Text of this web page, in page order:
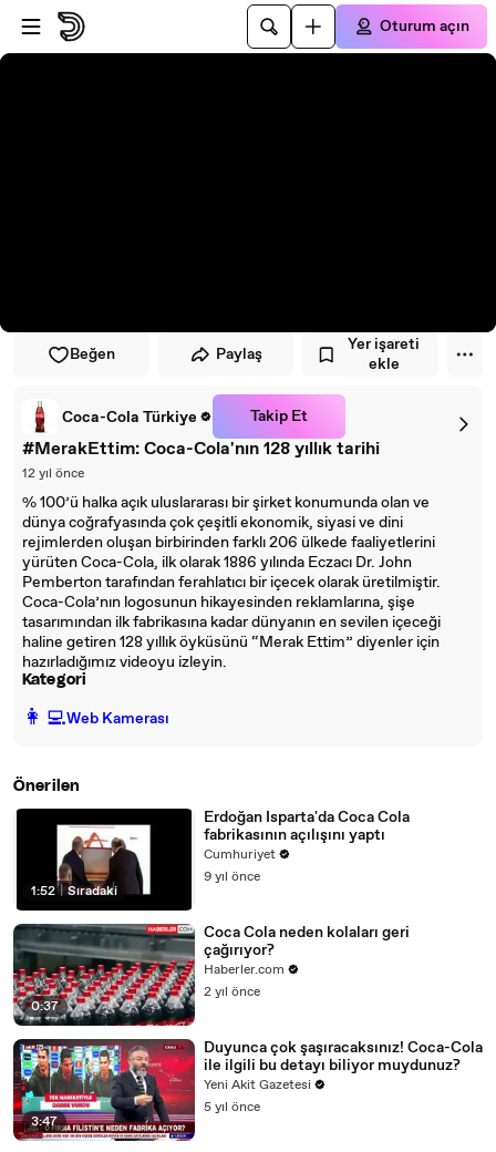
Oynatıcıya atla
Ana içeriğe atla
Oturum açın
Beğen Paylaş
Yer işareti
ekle
Coca-Cola Türkiye Takip Et
#MerakEttim: Coca-Cola'nın 128 yıllık tarihi
12 yıl önce
% 100’ü halka açık uluslararası bir şirket konumunda olan ve
dünya coğrafyasında çok çeşitli ekonomik, siyasi ve dini
rejimlerden oluşan birbirinden farklı 206 ülkede faaliyetlerini
yürüten Coca-Cola, ilk olarak 1886 yılında Eczacı Dr. John
Pemberton tarafından ferahlatıcı bir içecek olarak üretilmiştir.
Coca-Cola’nın logosunun hikayesinden reklamlarına, şişe
tasarımından ilk fabrikasına kadar dünyanın en sevilen içeceği
haline getiren 128 yıllık öyküsünü “Merak Ettim” diyenler için
hazırladığımız videoyu izleyin.
Kategori
️👩‍💻️Web Kamerası
Önerilen
1:52 | Sıradaki
Erdoğan Isparta'da Coca Cola
fabrikasının açılışını yaptı
Cumhuriyet
9 yıl önce
0:37
Coca Cola neden kolaları geri
çağırıyor?
Haberler.com
2 yıl önce
3:47
Duyunca çok şaşıracaksınız! Coca-Cola
ile ilgili bu detayı biliyor muydunuz?
Yeni Akit Gazetesi
5 yıl önce